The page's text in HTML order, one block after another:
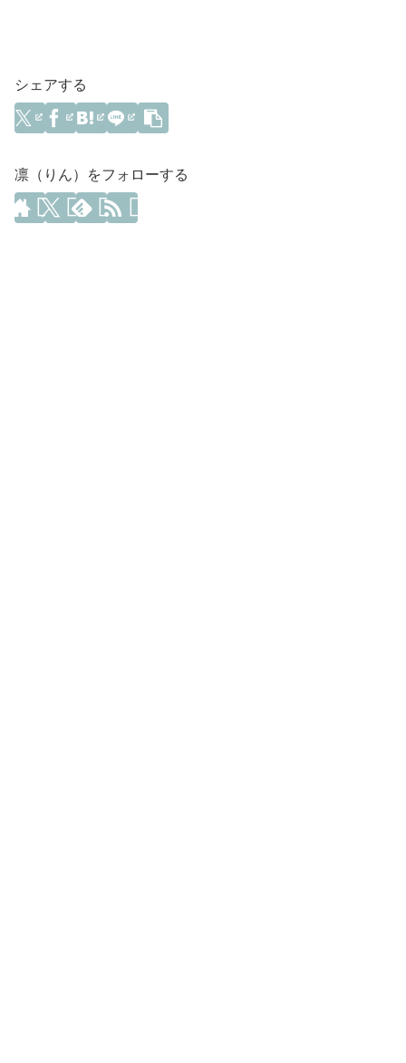
シェアする
凛（りん）をフォローする